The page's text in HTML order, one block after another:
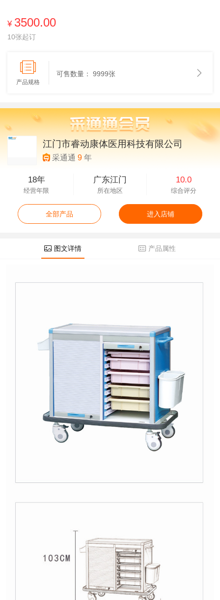
¥ 3500.00
10张起订
产品规格
可售数量： 9999张
江门市睿动康体医用科技有限公司
采通通9 年
18年
经营年限
广东江门
所在地区
10.0
综合评分
全部产品 进入店铺
图文详情 产品属性